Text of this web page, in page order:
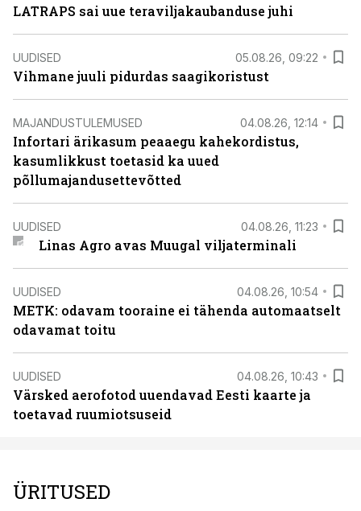
LATRAPS sai uue teraviljakaubanduse juhi
UUDISED 05.08.26, 09:22
Vihmane juuli pidurdas saagikoristust
MAJANDUSTULEMUSED 04.08.26, 12:14
Infortari ärikasum peaaegu kahekordistus,
kasumlikkust toetasid ka uued
põllumajandusettevõtted
UUDISED 04.08.26, 11:23
Linas Agro avas Muugal viljaterminali
UUDISED 04.08.26, 10:54
METK: odavam tooraine ei tähenda automaatselt
odavamat toitu
UUDISED 04.08.26, 10:43
Värsked aerofotod uuendavad Eesti kaarte ja
toetavad ruumiotsuseid
ÜRITUSED